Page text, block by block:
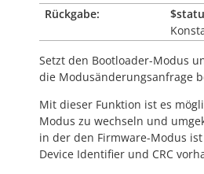
Rückgabe:
Setzt den Bootloader-Modus
die Modusänderungsanfrage
Mit dieser Funktion ist es
Modus zu wechseln und
in der den Firmware-Modus
Device Identifier und CRC